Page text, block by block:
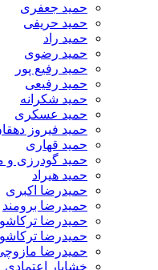
حمید جعفری
حمید حریفی
حمید راد
حمید رضوی
حمید رفیع پور
حمید رفیعی
حمید شکرانه
حمید عسکری
حمید فیروز دهقان
حمید قهاری
حمید گودرزی و میلاد
حمید هیراد
حمیدرضا اکبری
حمیدرضا برومند
حمیدرضا ترکاشوند
حمیدرضا ترکاشوند و
حمیدرضا مازوچی
خشایار اعتمادی